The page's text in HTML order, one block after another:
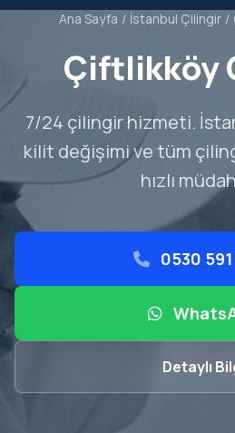
Ana Sayfa / İstanbul Çilingir /
Çiftlikköy
7/24 çilingir hizmeti.
kilit değişimi ve tüm
hızlı
0530
Detaylı